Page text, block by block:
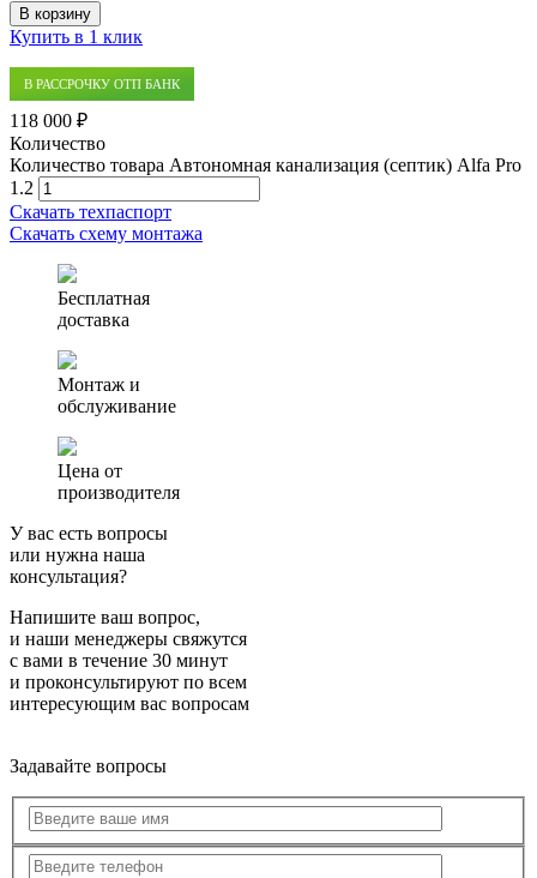
В корзину
Купить в 1 клик
В РАССРОЧКУ ОТП БАНК
118 000 ₽
Количество
Количество товара Автономная канализация (септик) Alfa Pro
1.2
Скачать техпаспорт
Скачать схему монтажа
Бесплатная
доставка
Монтаж и
обслуживание
Цена от
производителя
У вас есть вопросы
или нужна наша
консультация?
Напишите ваш вопрос,
и наши менеджеры свяжутся
с вами в течение 30 минут
и проконсультируют по всем
интересующим вас вопросам
Задавайте вопросы